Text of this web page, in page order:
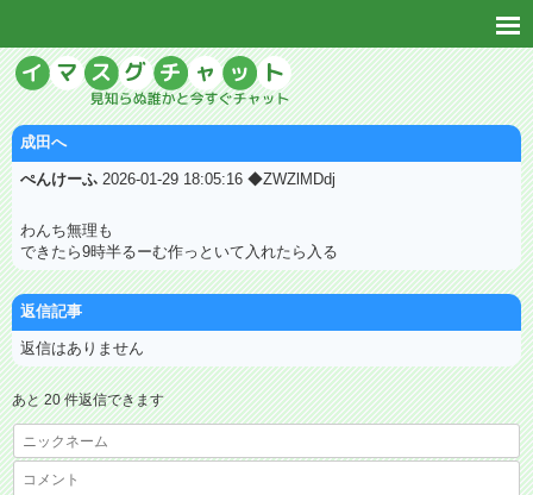
成田へ
ぺんけーふ 2026-01-29 18:05:16 ◆ZWZlMDdj
わんち無理も
できたら9時半るーむ作っといて入れたら入る
返信記事
返信はありません
あと 20 件返信できます